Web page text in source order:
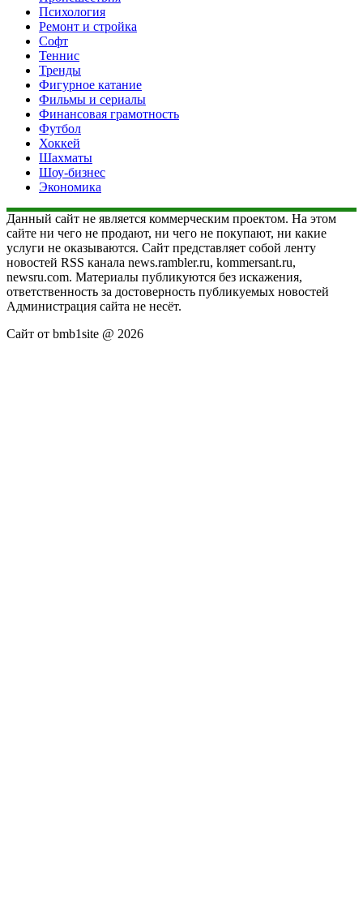
Психология
Ремонт и стройка
Софт
Теннис
Тренды
Фигурное катание
Фильмы и сериалы
Финансовая грамотность
Футбол
Хоккей
Шахматы
Шоу-бизнес
Экономика
Данный сайт не является коммерческим проектом. На этом
сайте ни чего не продают, ни чего не покупают, ни какие
услуги не оказываются. Сайт представляет собой ленту
новостей RSS канала news.rambler.ru, kommersant.ru,
newsru.com. Материалы публикуются без искажения,
ответственность за достоверность публикуемых новостей
Администрация сайта не несёт.
Сайт от bmb1site @ 2026